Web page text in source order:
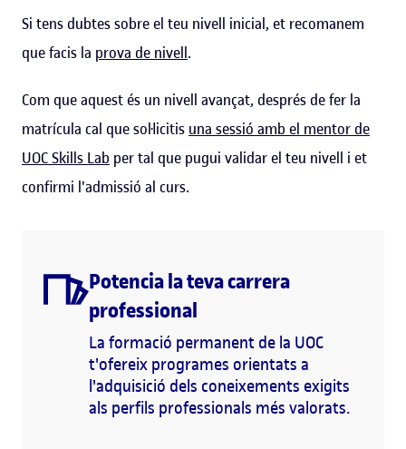
Si tens dubtes sobre el teu nivell inicial, et recomanem
que facis la prova de nivell.
Com que aquest és un nivell avançat, després de fer la
matrícula cal que sol·licitis una sessió amb el mentor de
UOC Skills Lab per tal que pugui validar el teu nivell i et
confirmi l'admissió al curs.
Potencia la teva carrera
professional
La formació permanent de la UOC
t'ofereix programes orientats a
l'adquisició dels coneixements exigits
als perfils professionals més valorats.